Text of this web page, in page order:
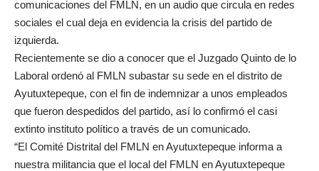
comunicaciones del FMLN, en un audio que circula en redes
sociales el cual deja en evidencia la crisis del partido de
izquierda.
Recientemente se dio a conocer que el Juzgado Quinto de lo
Laboral ordenó al FMLN subastar su sede en el distrito de
Ayutuxtepeque, con el fin de indemnizar a unos empleados
que fueron despedidos del partido, así lo confirmó el casi
extinto instituto político a través de un comunicado.
“El Comité Distrital del FMLN en Ayutuxtepeque informa a
nuestra militancia que el local del FMLN en Ayutuxtepeque